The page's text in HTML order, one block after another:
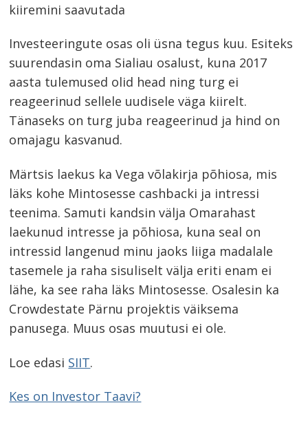
kiiremini saavutada
Investeeringute osas oli üsna tegus kuu. Esiteks
suurendasin oma Sialiau osalust, kuna 2017
aasta tulemused olid head ning turg ei
reageerinud sellele uudisele väga kiirelt.
Tänaseks on turg juba reageerinud ja hind on
omajagu kasvanud.
Märtsis laekus ka Vega võlakirja põhiosa, mis
läks kohe Mintosesse cashbacki ja intressi
teenima. Samuti kandsin välja Omarahast
laekunud intresse ja põhiosa, kuna seal on
intressid langenud minu jaoks liiga madalale
tasemele ja raha sisuliselt välja eriti enam ei
lähe, ka see raha läks Mintosesse. Osalesin ka
Crowdestate Pärnu projektis väiksema
panusega. Muus osas muutusi ei ole.
Loe edasi SIIT.
Kes on Investor Taavi?